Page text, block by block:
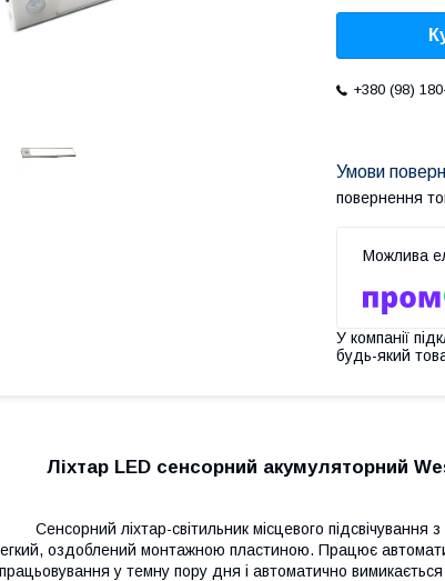
+380 (98)
повернення
У компанії
будь-який
Ліхтар LED cенсорний акумуляторний
Сенсорний ліхтар-світильник місцевого підсвічування з
оздоблений монтажною пластиною. Працює
у темну пору дня і автоматично